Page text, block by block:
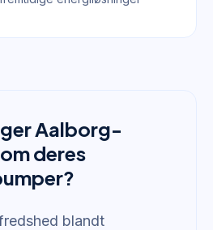
Aalborg-
deres
blandt